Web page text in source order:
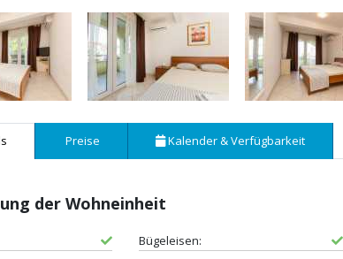
Preise Kalender & Verfügbarkeit
der Wohneinheit
Bügeleisen: